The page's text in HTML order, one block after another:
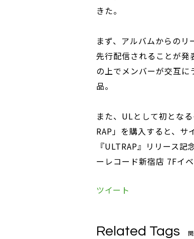
きた。
まず、アルバムからの
先行配信されることが発
の上でメンバーが交互
品。
また、ULとして初とな
RAP」を購入すると、サ
『ULTRAP』リリース
ーレコード新宿店 7Fイベ
ツイート
Related Tags